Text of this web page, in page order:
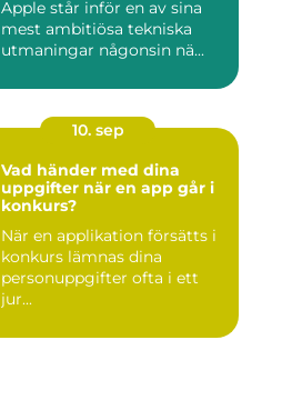
Apple står inför en av sina
mest ambitiösa tekniska
utmaningar någonsin nä...
10. sep
Vad händer med dina
uppgifter när en app går i
konkurs?
När en applikation försätts i
konkurs lämnas dina
personuppgifter ofta i ett
jur...